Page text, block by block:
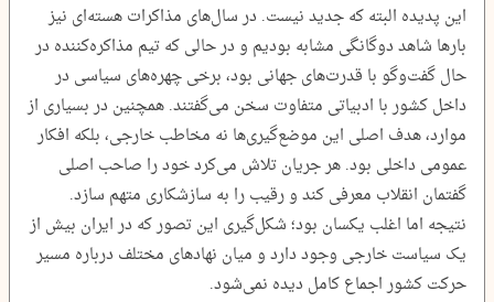
این پدیده البته که جدید نیست. در سال‌های مذاکرات هسته‌ای نیز
بارها شاهد دوگانگی مشابه بودیم و در حالی که تیم مذاکره‌کننده در
حال گفت‌وگو با قدرت‌های جهانی بود، برخی چهره‌های سیاسی در
داخل کشور با ادبیاتی متفاوت سخن می‌گفتند. همچنین در بسیاری از
موارد، هدف اصلی این موضع‌گیری‌ها نه مخاطب خارجی، بلکه افکار
عمومی داخلی بود. هر جریان تلاش می‌کرد خود را صاحب اصلی
گفتمان انقلاب معرفی کند و رقیب را به سازشکاری متهم سازد.
نتیجه اما اغلب یکسان بود؛ شکل‌گیری این تصور که در ایران بیش از
یک سیاست خارجی وجود دارد و میان نهادهای مختلف درباره مسیر
حرکت کشور اجماع کامل دیده نمی‌شود.